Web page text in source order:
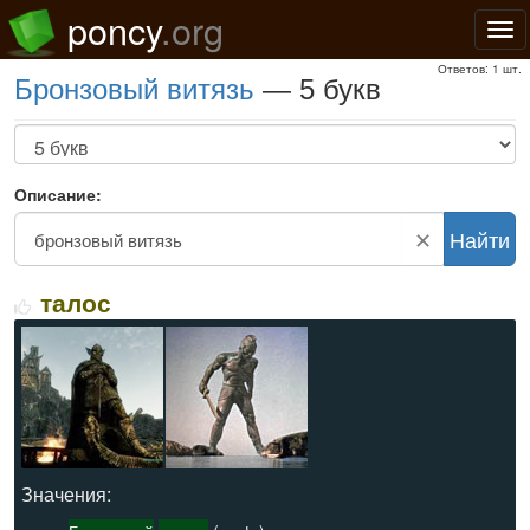
poncy.org
бронзовый витязь — 5 букв
Ответов: 1 шт.
талос
Значения:
Описание:
✕ Найти